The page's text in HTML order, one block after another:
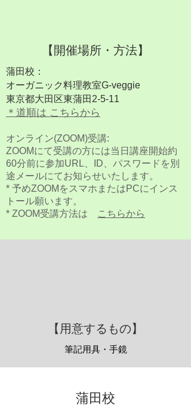
​【開催場所・方法】
蒲田校：
オーガニック料理教室G-veggie
東京都大田区東蒲田2-5-11
＊道順は こ ちらから
オンライン(ZOOM)受講:
ZOOMにて受講の方には当日講座開始約
60分前に参加URL、ID、パスワードを別
途メールにてお知らせいたします。
* 予めZOOMをスマホまたはPCにインス
トール願います。
* ZOOM受講方法は
こちらから
【用意するもの】
筆記用具・手鏡
​蒲田校